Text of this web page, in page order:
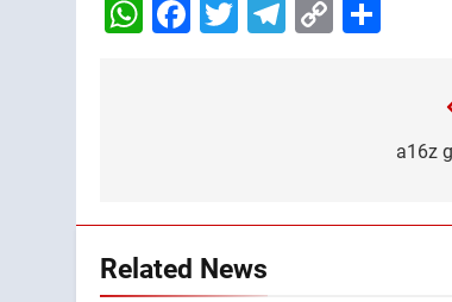
WhatsApp
Facebook
Twitter
Telegram
Copy
a16z
Related News